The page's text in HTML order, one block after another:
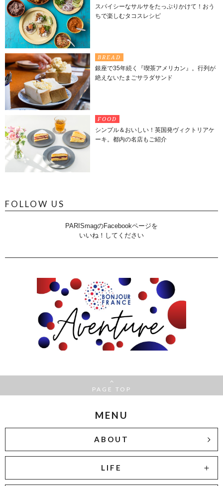
スパイシーなサルサをたっぷりかけて！おう
ちで楽しむタコスレシピ
BREAD
銀座で35年続く『喫茶アメリカン』。行列が
絶えないたまごサラダサンド
FOOD
シンプル＆おいしい！英国発ヴィクトリアケ
ーキ。都内の名店もご紹介
FOLLOW US
PARISmagのFacebookページを
いいね！してください
PAGE TOP
MENU
ABOUT
LIFE